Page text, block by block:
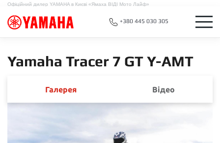
Офіційний дилер YAMAHA в Києві «Ямаха ВІДІ Мото Лайф»
+380 445 030 305
Yamaha Tracer 7 GT Y-AMT
Галерея Відео